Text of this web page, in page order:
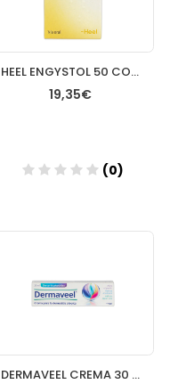
HEEL ENGYSTOL 50 COMP
19,35€
(0)
DERMAVEEL CREMA 30 ML